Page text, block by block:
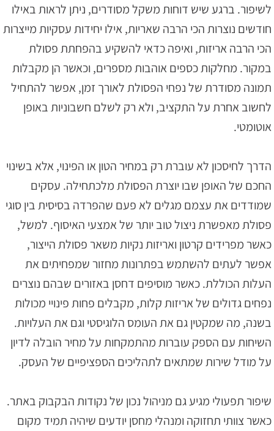
לשיפור. ברגע שיש דוחות משקל מסודרים, ניתן לראות באילו
חודשים נוצרות הכי הרבה שאריות, אילו יחידות עסקיות מייצרות
הכי הרבה אריזות, ואיפה כדאי להשקיע בהפחתת פסולת
במקור. מחלקות כספים אוהבות מספרים, וכאשר הן מקבלות
תמונה מסודרת של נפחי הפסולת לאורך זמן, אפשר להתחיל
לחשוב אחרת על התקציב, ולא רק לשלם חשבוניות באופן
אוטומטי.
הדרך לחיסכון לא עוברת רק במחיר הטון או הפינוי, אלא בשינוי
החכם של האופן שבו יוצרת הפסולת מלכתחילה. עסקים
שמודדים את עצמם מגלים לא פעם שהפרדה בסיסית בין סוגי
פסולת מאפשרת ניצול טוב יותר של אמצעי האיסוף. למשל,
כאשר מפרידים קרטון ואריזות נקיות משאר פסולת הייצור,
אפשר לעתים להשתמש בפתרונות מחזור שמפחיתים את
העלות הכוללת. כאשר מוסיפים דחסן באזורים שבהם נוצרים
נפחים גדולים של אריזות קלות, מקבלים פחות פינויי מכולות
בשנה, מה שמקטין גם את העומס הלוגיסטי וגם את העלויות.
השיחות עם הספק עוברות מהתמקחות על מחיר הובלה לדיון
על מודל שירות שמתאים לתהליכים הספציפיים של העסק.
שיפור תפעולי מגיע גם מניהול נכון של נקודות הבקבוק באתר.
כאשר צוותי תחזוקה ומנהלי מחסן יודעים שיהיה תמיד מקום